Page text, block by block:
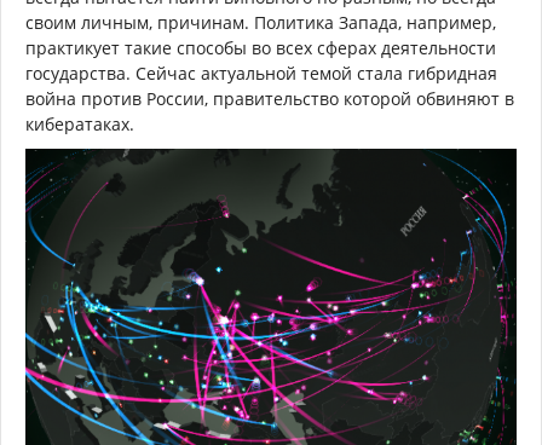
своим личным, причинам. Политика Запада, например,
практикует такие способы во всех сферах деятельности
государства. Сейчас актуальной темой стала гибридная
война против России, правительство которой обвиняют в
кибератаках.